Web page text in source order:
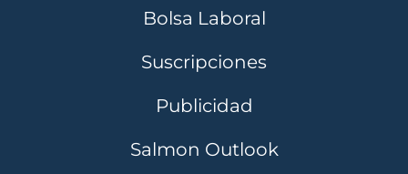
Bolsa Laboral
Suscripciones
Publicidad
Salmon Outlook